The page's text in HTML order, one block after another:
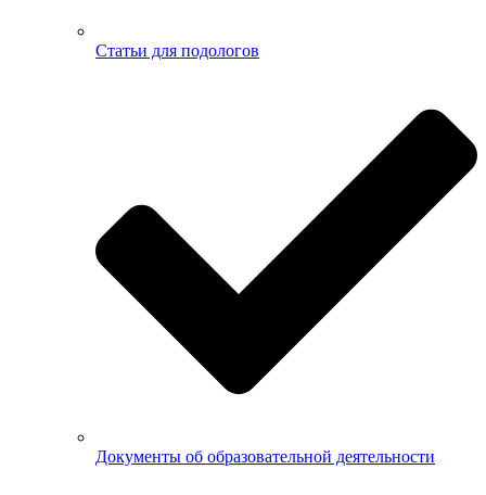
Статьи для подологов
Документы об образовательной деятельности